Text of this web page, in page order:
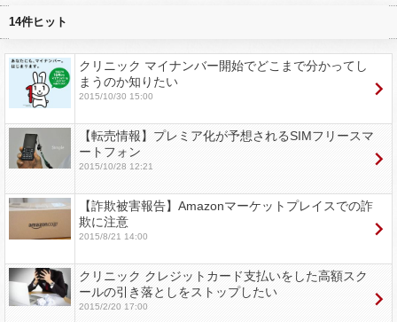
14件ヒット
クリニック マイナンバー開始でどこまで分かってし
まうのか知りたい
2015/10/30 15:00
【転売情報】プレミア化が予想されるSIMフリースマ
ートフォン
2015/10/28 12:21
【詐欺被害報告】Amazonマーケットプレイスでの詐
欺に注意
2015/8/21 14:00
クリニック クレジットカード支払いをした高額スク
ールの引き落としをストップしたい
2015/2/20 17:00